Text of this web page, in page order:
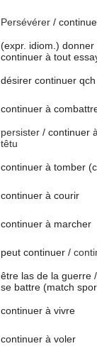
Persévérer /
(expr. idiom.)
continuer à tout
désirer continuer
continuer à
persister / continuer
têtu
continuer à tomber
continuer à courir
continuer à marcher
peut continuer /
être las de la guerre
se battre (match
continuer à vivre
continuer à voler